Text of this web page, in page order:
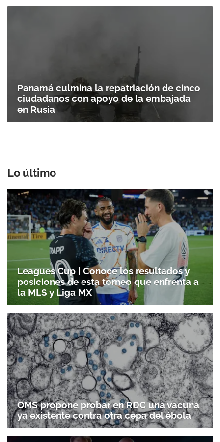
Panamá culmina la repatriación de cinco
ciudadanos con apoyo de la embajada
en Rusia
Lo último
Leagues Cup | Conoce los resultados y
posiciones de esta torneo que enfrenta a
la MLS y Liga MX
OMS propone probar en RDC una vacuna
ya existente contra otra cepa del ébola